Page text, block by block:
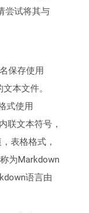
尝试将其与
保存使用
本文件。
式使用
联文本符号，
表格格式，
为Markdown
语言由